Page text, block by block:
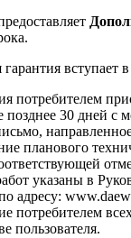
гарантия
потребителем
позднее 30 дней с
планового
указаны в
адресу:
потребителем
пользователя.